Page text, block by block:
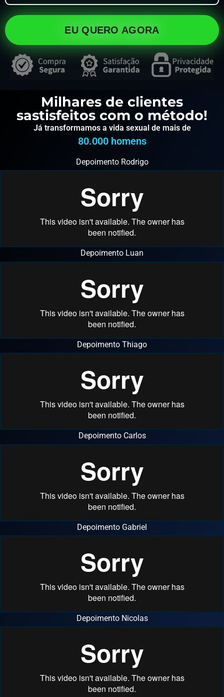
EU QUERO AGORA
Milhares de clientes
sastisfeitos com o método!
Já transformamos a vida sexual de mais de
80.000 homens
Depoimento Rodrigo
Depoimento Luan
Depoimento Thiago
Depoimento Carlos
Depoimento Gabriel
Depoimento Nicolas